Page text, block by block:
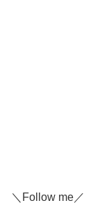
＼Follow me／